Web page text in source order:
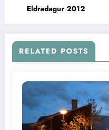
Eldradagur 2012
RELATED POSTS